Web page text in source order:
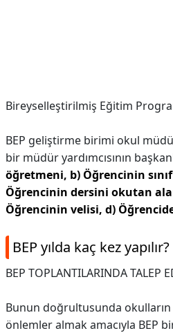
Bireyselleştirilmiş Eğitim
BEP geliştirme birimi okul
bir müdür yardımcısının
öğretmeni, b) Öğrencinin
Öğrencinin dersini okutan
Öğrencinin velisi, d)
BEP yılda kaç kez yapılır?
BEP TOPLANTILARINDA TALEP
Bunun doğrultusunda
önlemler almak amacıyla BEP